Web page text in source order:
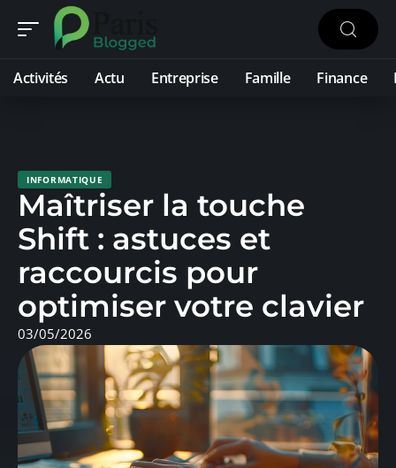
Activités Actu Entreprise Famille Finance
INFORMATIQUE
Maîtriser la touche
Shift : astuces et
raccourcis pour
optimiser votre clavier
03/05/2026